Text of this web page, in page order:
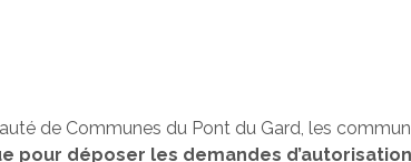
de Communes du Pont du Gard, les
pour déposer les demandes